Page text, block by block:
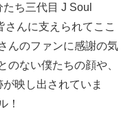
ち三代目 J Soul
さんに支えられてここ
んのファンに感謝の気
のない僕たちの顔や、
映し出されていま
！